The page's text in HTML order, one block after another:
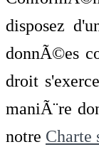
disposez
donnÃ©es
droit
maniÃ¨re
notre Charte